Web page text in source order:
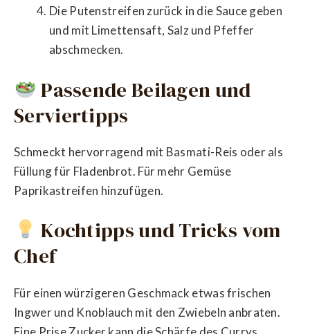
Die Putenstreifen zurück in die Sauce geben
und mit Limettensaft, Salz und Pfeffer
abschmecken.
Passende Beilagen und
Serviertipps
Schmeckt hervorragend mit Basmati-Reis oder als
Füllung für Fladenbrot. Für mehr Gemüse
Paprikastreifen hinzufügen.
Kochtipps und Tricks vom
Chef
Für einen würzigeren Geschmack etwas frischen
Ingwer und Knoblauch mit den Zwiebeln anbraten.